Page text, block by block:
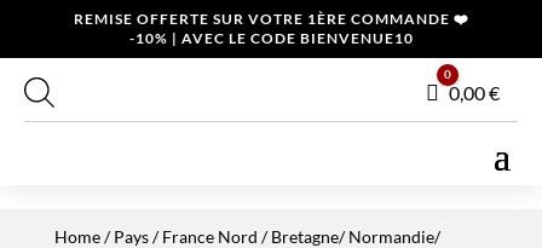
REMISE OFFERTE SUR VOTRE 1ÈRE COMMANDE ❤️
-10% | AVEC LE CODE BIENVENUE10
Panier
0
0,00€
Home/Pays/France Nord /Bretagne/ Normandie/